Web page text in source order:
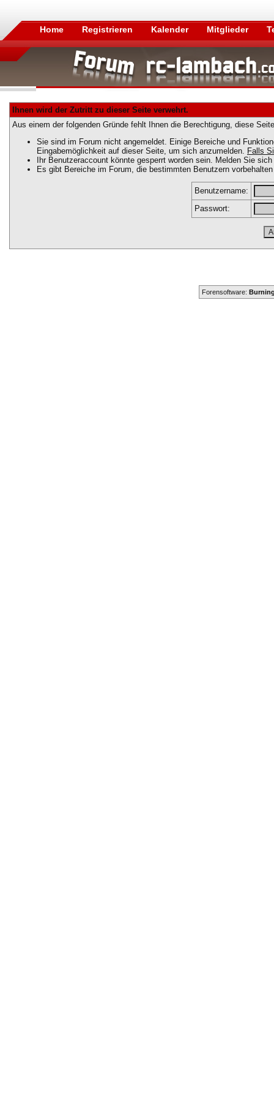
Home Registrieren Kalender Mitglieder
Ihnen wird der Zutritt zu dieser Seite verwehrt.
Aus einem der folgenden Gründe fehlt Ihnen die Berechtigung, diese
Sie sind im Forum nicht angemeldet. Einige Bereiche und
Eingabemöglichkeit auf dieser Seite, um sich anzumelden. Falls
Ihr Benutzeraccount könnte gesperrt worden sein. Melden Sie
Es gibt Bereiche im Forum, die bestimmten Benutzern
Benutzername:
Passwort:
Forensoftware: